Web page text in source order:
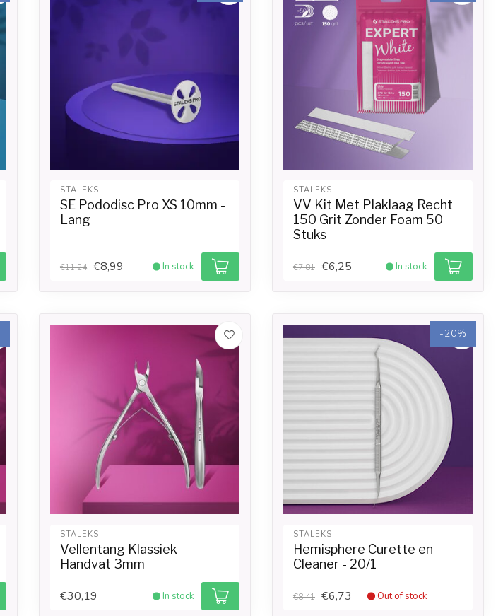
STALEKS
SE Pododisc Pro XS 10mm -
Lang
€11,24 €8,99 In stock
STALEKS
VV Kit Met Plaklaag Recht
150 Grit Zonder Foam 50
Stuks
€7,81 €6,25 In stock
STALEKS
Vellentang Klassiek
Handvat 3mm
€30,19 In stock
-20%
STALEKS
Hemisphere Curette en
Cleaner - 20/1
€8,41 €6,73 Out of stock